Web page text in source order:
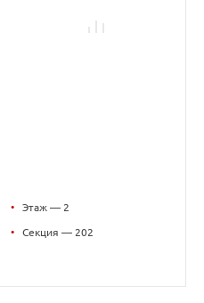
• Этаж — 2
• Секция — 202